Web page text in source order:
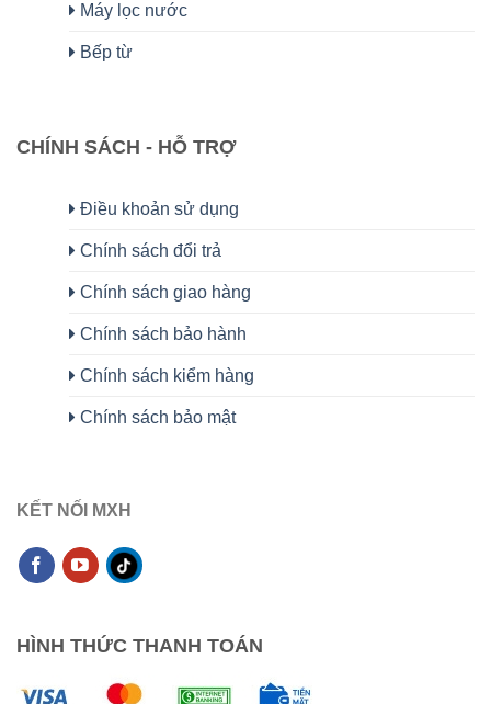
Máy lọc nước
Bếp từ
CHÍNH SÁCH - HỖ TRỢ
Điều khoản sử dụng
Chính sách đổi trả
Chính sách giao hàng
Chính sách bảo hành
Chính sách kiểm hàng
Chính sách bảo mật
KẾT NỐI MXH
HÌNH THỨC THANH TOÁN